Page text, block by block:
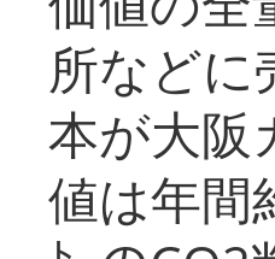
所などに
本が大阪
値は年間